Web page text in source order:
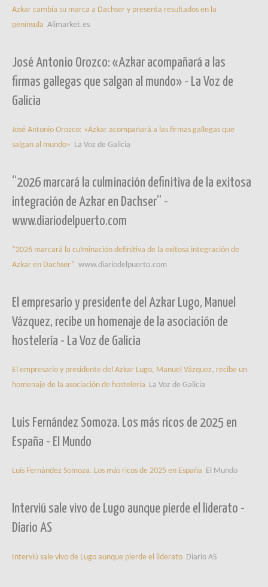
Azkar cambia su marca a Dachser y presenta resultados en la
península Alimarket.es
José Antonio Orozco: «Azkar acompañará a las
firmas gallegas que salgan al mundo» - La Voz de
Galicia
José Antonio Orozco: «Azkar acompañará a las firmas gallegas que
salgan al mundo» La Voz de Galicia
“2026 marcará la culminación definitiva de la exitosa
integración de Azkar en Dachser” -
www.diariodelpuerto.com
“2026 marcará la culminación definitiva de la exitosa integración de
Azkar en Dachser” www.diariodelpuerto.com
El empresario y presidente del Azkar Lugo, Manuel
Vázquez, recibe un homenaje de la asociación de
hostelería - La Voz de Galicia
El empresario y presidente del Azkar Lugo, Manuel Vázquez, recibe un
homenaje de la asociación de hostelería La Voz de Galicia
Luis Fernández Somoza. Los más ricos de 2025 en
España - El Mundo
Luis Fernández Somoza. Los más ricos de 2025 en España El Mundo
Interviú sale vivo de Lugo aunque pierde el liderato -
Diario AS
Interviú sale vivo de Lugo aunque pierde el liderato Diario AS